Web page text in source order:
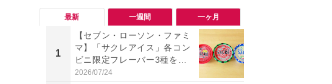
最新 一週間 一ヶ月
1
【セブン・ローソン・ファミ
マ】「サクレアイス」各コン
ビニ限定フレーバー3種を食
べ比べ！今夏買うべきは？
2026/07/24